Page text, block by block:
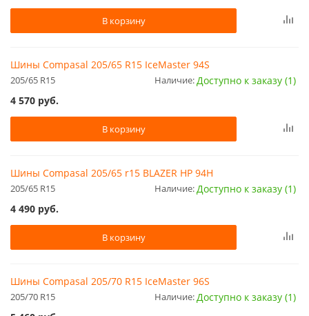
В корзину
Шины Compasal 205/65 R15 IceMaster 94S
205/65 R15 Наличие:Доступно к заказу (1)
4 570 руб.
В корзину
Шины Compasal 205/65 r15 BLAZER HP 94H
205/65 R15 Наличие:Доступно к заказу (1)
4 490 руб.
В корзину
Шины Compasal 205/70 R15 IceMaster 96S
205/70 R15 Наличие:Доступно к заказу (1)